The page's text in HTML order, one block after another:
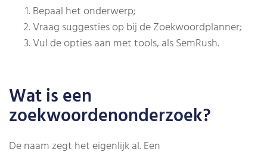
Bepaal het onderwerp;
Vraag suggesties op bij de Zoekwoordplanner;
Vul de opties aan met tools, als SemRush.
Wat is een
zoekwoordenonderzoek?
De naam zegt het eigenlijk al. Een